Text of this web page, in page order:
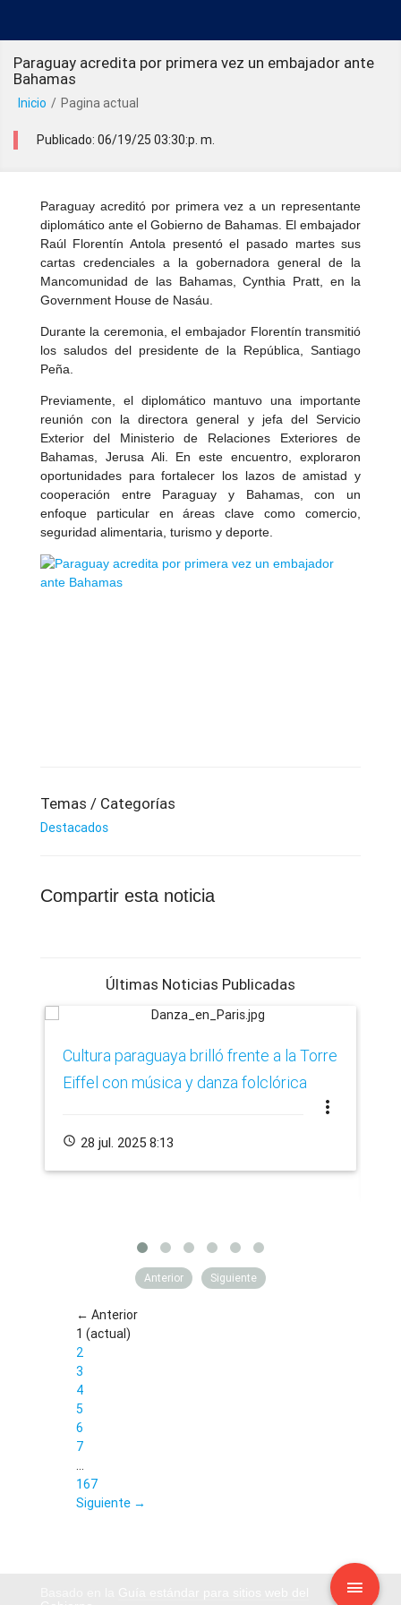
Paraguay acredita por primera vez un embajador ante
Bahamas
Inicio / Pagina actual
Publicado: 06/19/25 03:30:p. m.
Paraguay acreditó por primera vez a un representante
diplomático ante el Gobierno de Bahamas. El embajador
Raúl Florentín Antola presentó el pasado martes sus
cartas credenciales a la gobernadora general de la
Mancomunidad de las Bahamas, Cynthia Pratt, en la
Government House de Nasáu.
Durante la ceremonia, el embajador Florentín transmitió
los saludos del presidente de la República, Santiago
Peña.
Previamente, el diplomático mantuvo una importante
reunión con la directora general y jefa del Servicio
Exterior del Ministerio de Relaciones Exteriores de
Bahamas, Jerusa Ali. En este encuentro, exploraron
oportunidades para fortalecer los lazos de amistad y
cooperación entre Paraguay y Bahamas, con un
enfoque particular en áreas clave como comercio,
seguridad alimentaria, turismo y deporte.
Temas / Categorías
Destacados
Compartir esta noticia
Últimas Noticias Publicadas
​Cultura paraguaya brilló frente a la Torre
Eiffel con música y danza folclórica
more_vert
schedule 28 jul. 2025 8:13
Anterior Siguiente
← Anterior
1 (actual)
2
3
4
5
6
7
…
167
Siguiente →